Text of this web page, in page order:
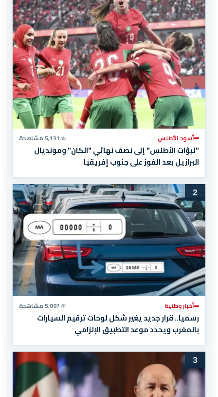
أسود الأطلس 5,131 مشاهدة
"لبؤات الأطلس" إلى نصف نهائي "الكان" ومونديال
البرازيل بعد الفوز على جنوب إفريقيا
2
أخبار وطنية 5,007 مشاهدة
رسميا.. قرار جديد يغير شكل لوحات ترقيم السيارات
بالمغرب ويحدد موعد التطبيق الإلزامي
3